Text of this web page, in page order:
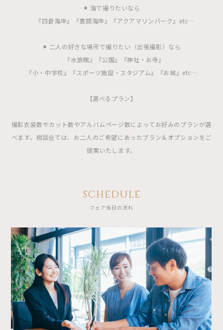
⚫︎ 海で撮りたいなら
『四倉海岸』『豊間海岸』『アクアマリンパーク』etc…
⚫︎ 二人の好きな場所で撮りたい（出張撮影）なら
『水族館』『公園』『神社・お寺』
『小・中学校』『スポーツ施設・スタジアム』『お城』etc…
【選べるプラン】
撮影衣装数やカット数やアルバムページ数によってお好みのプランが選
べます。相談会では、お二人のご希望にあったプラン＆オプションをご
提案いたします。
SCHEDULE
フェア当日の流れ